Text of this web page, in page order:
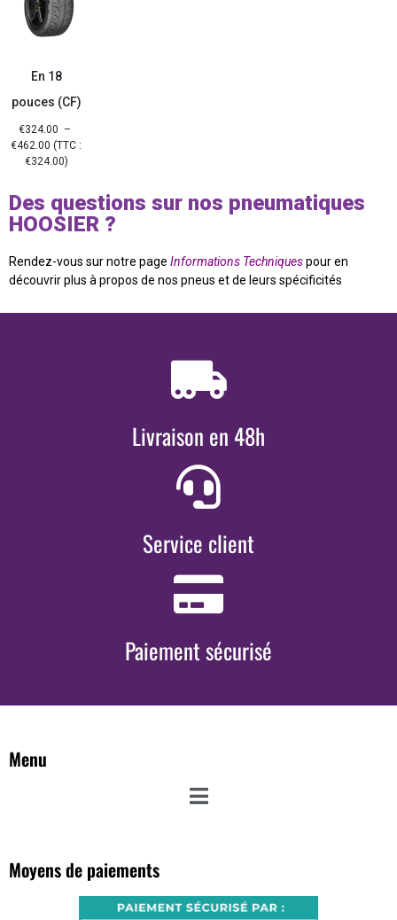
En 18
pouces (CF)
€324.00 –
€462.00 (TTC :
€324.00)
Des questions sur nos pneumatiques
HOOSIER ?
Rendez-vous sur notre page Informations Techniquespour en
découvrir plus à propos de nos pneus et de leurs spécificités
Livraison en 48h
Service client
Paiement sécurisé
Menu
Moyens de paiements